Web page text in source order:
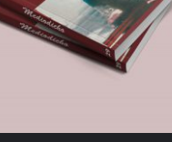
DETALLES